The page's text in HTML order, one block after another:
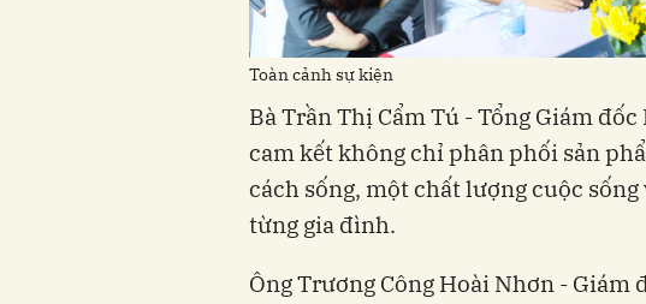
Toàn cảnh sự kiện
Bà Trần Thị Cẩm Tú - Tổng Giám
cam kết không chỉ phân phối sản
cách sống, một chất lượng cuộc
từng gia đình.
Ông Trương Công Hoài Nhơn - Giám